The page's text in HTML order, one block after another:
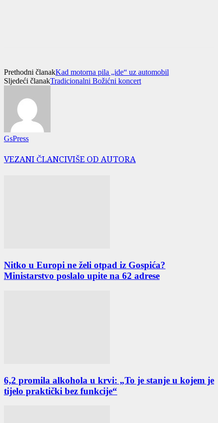
Prethodni članakKad motorna pila „ide“ uz automobil
Sljedeći članakTradicionalni Božićni koncert
GsPress
VEZANI ČLANCIVIŠE OD AUTORA
Nitko u Europi ne želi otpad iz Gospića?
Ministarstvo poslalo upite na 62 adrese
6,2 promila alkohola u krvi: „To je stanje u kojem je
tijelo praktički bez funkcije“